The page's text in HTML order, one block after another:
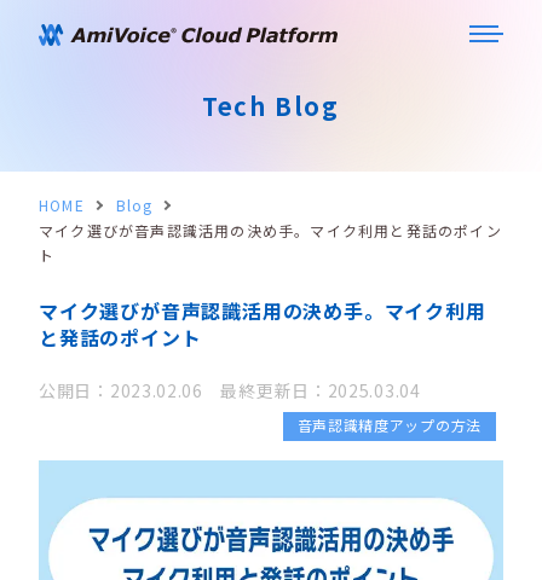
Tech Blog
HOME
Blog
マイク選びが音声認識活用の決め手。マイク利用と発話のポイン
ト
マイク選びが音声認識活用の決め手。マイク利用
と発話のポイント
公開日：2023.02.06 最終更新日：2025.03.04
音声認識精度アップの方法